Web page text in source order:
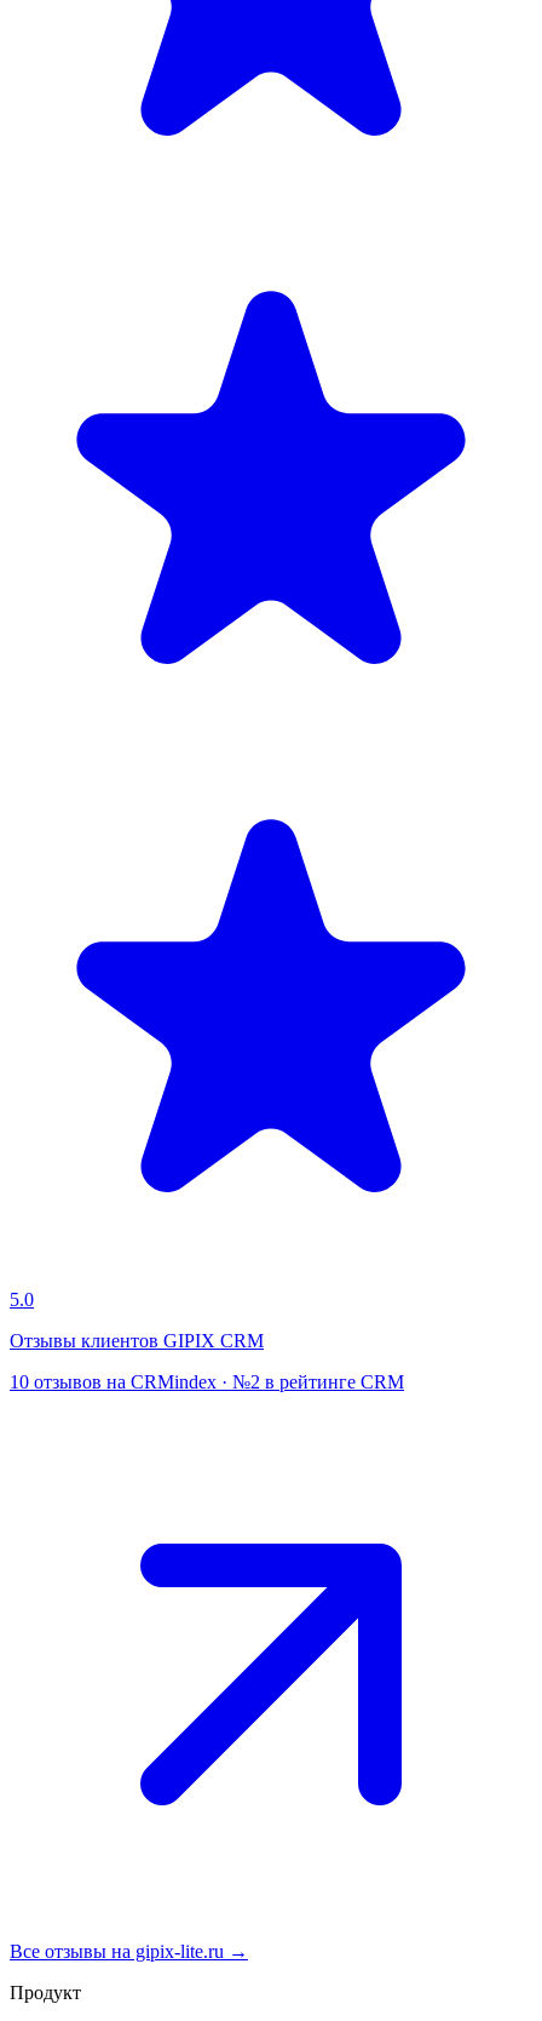
5.0
Отзывы клиентов GIPIX CRM
10 отзывов на CRMindex · №2 в рейтинге CRM
Все отзывы на gipix-lite.ru →
Продукт